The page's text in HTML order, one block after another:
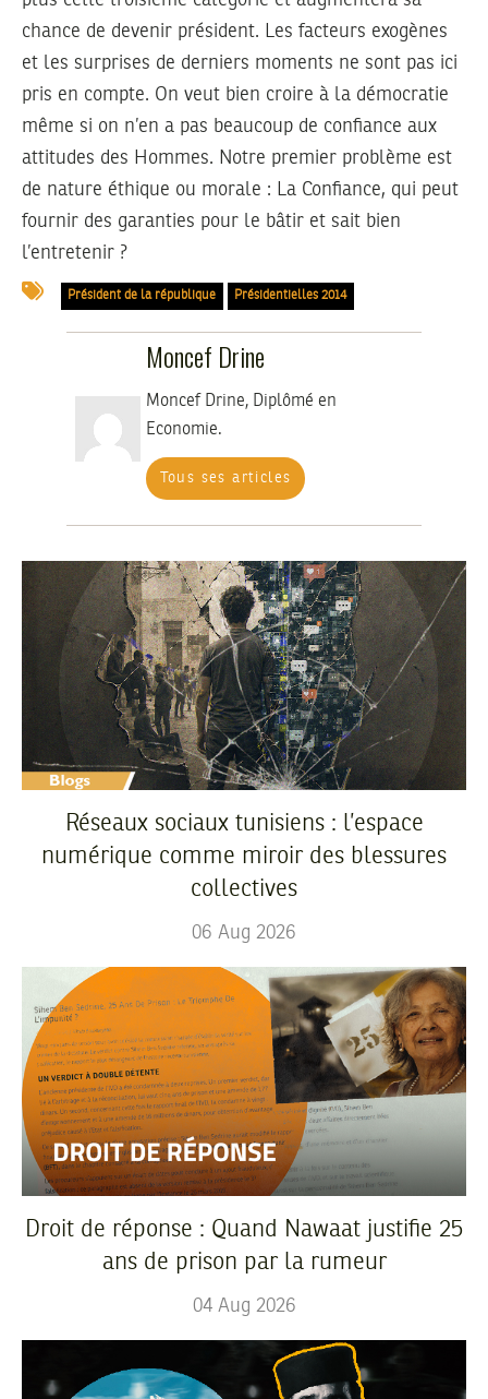
chance de devenir président. Les facteurs exogènes
et les surprises de derniers moments ne sont pas ici
pris en compte. On veut bien croire à la démocratie
même si on n’en a pas beaucoup de confiance aux
attitudes des Hommes. Notre premier problème est
de nature éthique ou morale : La Confiance, qui peut
fournir des garanties pour le bâtir et sait bien
l’entretenir ?
Président de la république Présidentielles 2014
Moncef Drine
Moncef Drine, Diplômé en
Economie.
Tous ses articles
Réseaux sociaux tunisiens : l’espace
numérique comme miroir des blessures
collectives
06 Aug 2026
Droit de réponse : Quand Nawaat justifie 25
ans de prison par la rumeur
04 Aug 2026